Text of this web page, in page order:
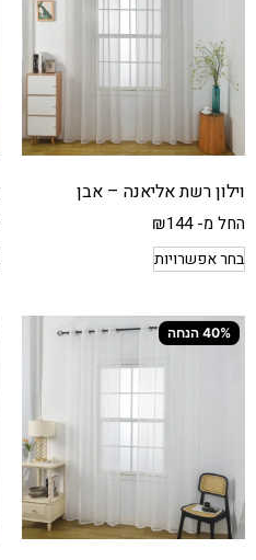
וילון רשת אליאנה – אבן
החל מ- ₪144
בחר אפשרויות
40% הנחה